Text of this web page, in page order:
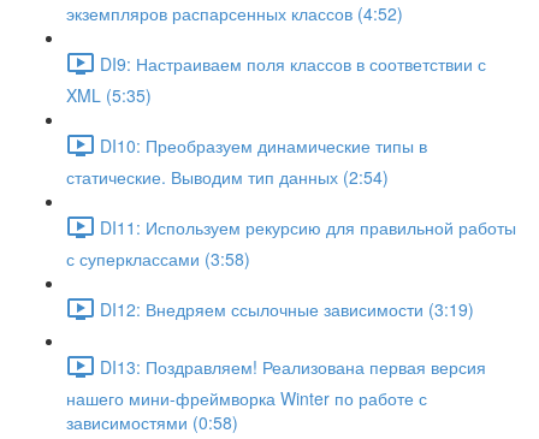
экземпляров распарсенных классов (4:52)
DI9: Настраиваем поля классов в соответствии с
XML (5:35)
DI10: Преобразуем динамические типы в
статические. Выводим тип данных (2:54)
DI11: Используем рекурсию для правильной работы
с суперклассами (3:58)
DI12: Внедряем ссылочные зависимости (3:19)
DI13: Поздравляем! Реализована первая версия
нашего мини-фреймворка Winter по работе с
зависимостями (0:58)